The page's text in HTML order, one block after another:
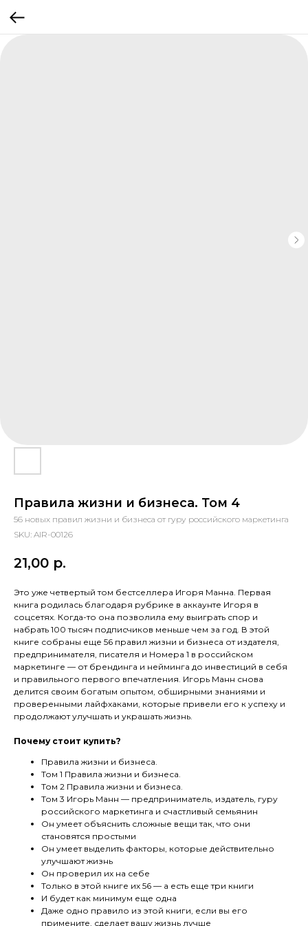
Правила жизни и бизнеса. Том 4
56 новых правил жизни и бизнеса от гуру российского маркетинга
SKU: AIR-00126
21,00 р.
Это уже четвертый том бестселлера Игоря Манна. Первая
книга родилась благодаря рубрике в аккаунте Игоря в
соцсетях. Когда-то она позволила ему выиграть спор и
набрать 100 тысяч подписчиков меньше чем за год. В этой
книге собраны еще 56 правил жизни и бизнеса от издателя,
предпринимателя, писателя и Номера 1 в российском
маркетинге — от брендинга и нейминга до инвестиций в себя
и правильного первого впечатления. Игорь Манн снова
делится своим богатым опытом, обширными знаниями и
проверенными лайфхаками, которые привели его к успеху и
продолжают улучшать и украшать жизнь.
Почему стоит купить?
Правила жизни и бизнеса.
Том 1 Правила жизни и бизнеса.
Том 2 Правила жизни и бизнеса.
Том 3 Игорь Манн — предприниматель, издатель, гуру
российского маркетинга и счастливый семьянин
Он умеет объяснить сложные вещи так, что они
становятся простыми
Он умеет выделить факторы, которые действительно
улучшают жизнь
Он проверил их на себе
Только в этой книге их 56 — а есть еще три книги
И будет как минимум еще одна
Даже одно правило из этой книги, если вы его
примените, сделает вашу жизнь лучше